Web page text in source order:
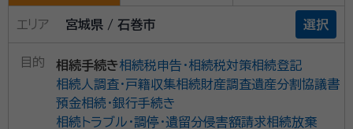
エリア 宮城県 / 石巻市 選択
目的 相続手続き相続税申告・相続税対策相続登記
相続人調査・戸籍収集相続財産調査遺産分割協議書
預金相続・銀行手続き
相続トラブル・調停・遺留分侵害額請求相続放棄